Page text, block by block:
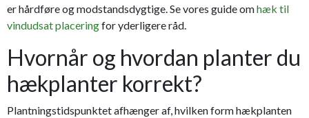
er hårdføre og modstandsdygtige. Se vores guide omhæk til
vindudsat placeringfor yderligere råd.
Hvornår og hvordan planter du
hækplanter korrekt?
Plantningstidspunktet afhænger af, hvilken form hækplanten